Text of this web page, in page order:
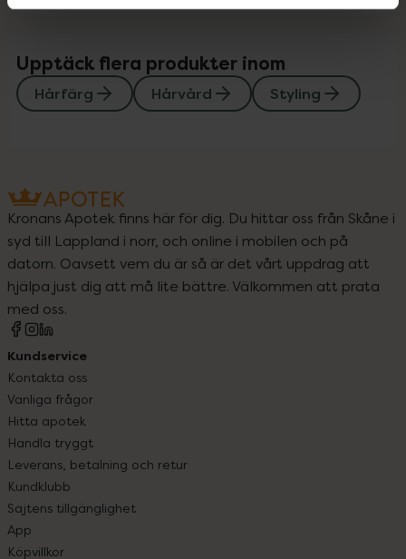
Upptäck flera produkter inom
Hårfärg Hårvård Styling
Kronans Apotek finns här för dig. Du hittar oss från Skåne i
syd till Lappland i norr, och online i mobilen och på
datorn. Oavsett vem du är så är det vårt uppdrag att
hjälpa just dig att må lite bättre. Välkommen att prata
med oss.
Kundservice
Kontakta oss
Vanliga frågor
Hitta apotek
Handla tryggt
Leverans, betalning och retur
Kundklubb
Sajtens tillgänglighet
App
Köpvillkor